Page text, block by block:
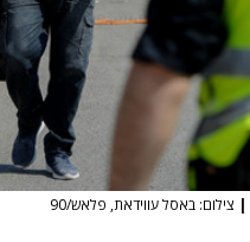
| צילום: באסל עווידאת, פלאש/90